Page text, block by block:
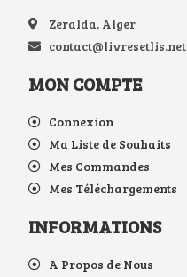
Zeralda, Alger
contact@livresetlis.net
MON COMPTE
Connexion
Ma Liste de Souhaits
Mes Commandes
Mes Téléchargements
INFORMATIONS
A Propos de Nous